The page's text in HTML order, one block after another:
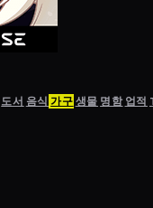
도서 음식 가구생물 명함 업적